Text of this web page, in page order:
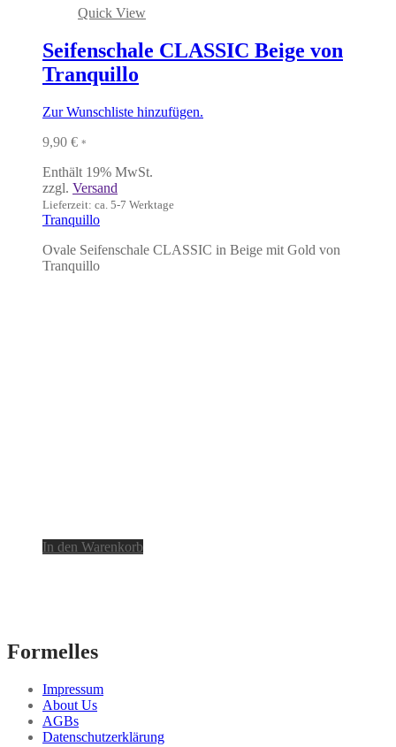
Quick View
Seifenschale CLASSIC Beige von
Tranquillo
Zur Wunschliste hinzufügen.
9,90 € *
Enthält 19% MwSt.
zzgl. Versand
Lieferzeit: ca. 5-7 Werktage
Tranquillo
Ovale Seifenschale CLASSIC in Beige mit Gold von
Tranquillo
In den Warenkorb
Formelles
Impressum
About Us
AGBs
Datenschutzerklärung